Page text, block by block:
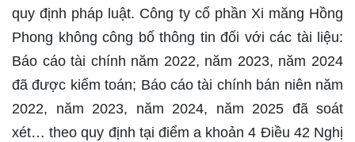
quy định pháp luật. Công ty cổ phần Xi măng Hồng
Phong không công bố thông tin đối với các tài liệu:
Báo cáo tài chính năm 2022, năm 2023, năm 2024
đã được kiểm toán; Báo cáo tài chính bán niên năm
2022, năm 2023, năm 2024, năm 2025 đã soát
xét… theo quy định tại điểm a khoản 4 Điều 42 Nghị